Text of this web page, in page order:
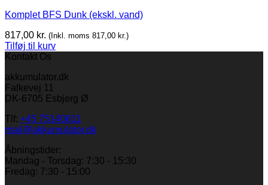
Komplet BFS Dunk (ekskl. vand)
817,00 kr. (Inkl. moms 817,00 kr.)
Tilføj til kurv
Kontakt Os
akkumulator.dk
Falkevej 11
DK-6705 Esbjerg Ø
Tlf: +45 75140611
mail@akkumulator.dk
Åbningstider:
Mandag - Torsdag: 7:30 - 15:30
Fredag: 7:30 - 15:00